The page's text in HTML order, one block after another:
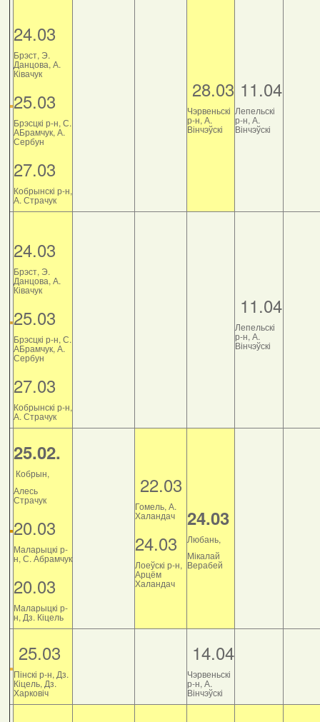
24.03
Брэст, Э.
Данцова, А.
Ківачук
25.03
Брэсцкі р-н, С.
АБрамчук, А.
Сербун
27.03
Кобрынскі р-н,
А. Страчук
28.03
Чэрвеньскі
р-н, А.
Вінчэўскі
11.04
Лепельскі
р-н, А.
Вінчэўскі
24.03
Брэст, Э.
Данцова, А.
Ківачук
25.03
Брэсцкі р-н, С.
АБрамчук, А.
Сербун
27.03
Кобрынскі р-н,
А. Страчук
11.04
Лепельскі
р-н, А.
Вінчэўскі
25.02.
Кобрын,
Алесь
Страчук
20.03
Маларыцкі р-
н, С. Абрамчук
20.03
Маларыцкі р-
н, Дз. Кіцель
22.03
Гомель, А.
Халандач
24.03
Лоеўскі р-н,
Арцём
Халандач
24.03
Любань,
Мікалай
Верабей
25.03
Пінскі р-н, Дз.
Кіцель, Дз.
Харковіч
14.04
Чэрвеньскі
р-н, А.
Вінчэўскі